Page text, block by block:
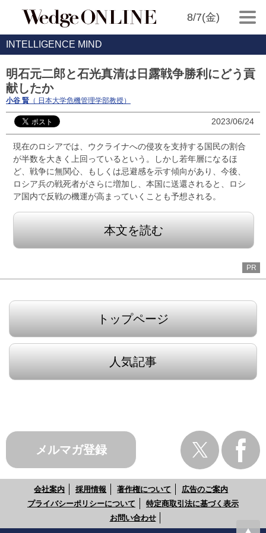
8/7(金)
INTELLIGENCE MIND
明石元二郎と石光真清は日露戦争勝利にどう貢
献したか
小谷 賢 （ 日本大学危機管理学部教授）
2023/06/24
現在のロシアでは、ウクライナへの侵攻を支持する国民の割合
が半数を大きく上回っているという。しかし若年層になるほ
ど、戦争に無関心、もしくは忌避感を示す傾向があり、今後、
ロシア兵の戦死者がさらに増加し、本国に送還されると、ロシ
ア国内で反戦の機運が高まっていくことも予想される。
本文を読む
PR
トップページ
人気記事
メルマガ登録
会社案内 採用情報 著作権について
広告のご案内
プライバシーポリシーについて
特定商取引法に基づく表示
お問い合わせ